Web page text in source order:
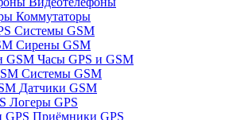
Коммутаторы
Системы GSM
Сирены GSM
Часы GPS и GSM
Системы GSM
Датчики GSM
Логеры GPS
Приёмники GPS